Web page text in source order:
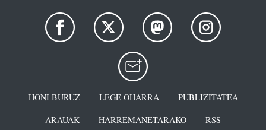
HONI BURUZ LEGE OHARRA
PUBLIZITATEA
ARAUAK
HARREMANETARAKO RSS